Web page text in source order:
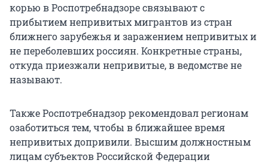
корью в Роспотребнадзоре связывают с
прибытием непривитых мигрантов из стран
ближнего зарубежья и заражением непривитых и
не переболевших россиян. Конкретные страны,
откуда приезжали непривитые, в ведомстве не
называют.
Также Роспотребнадзор рекомендовал регионам
озаботиться тем, чтобы в ближайшее время
непривитых допривили. Высшим должностным
лицам субъектов Российской Федерации